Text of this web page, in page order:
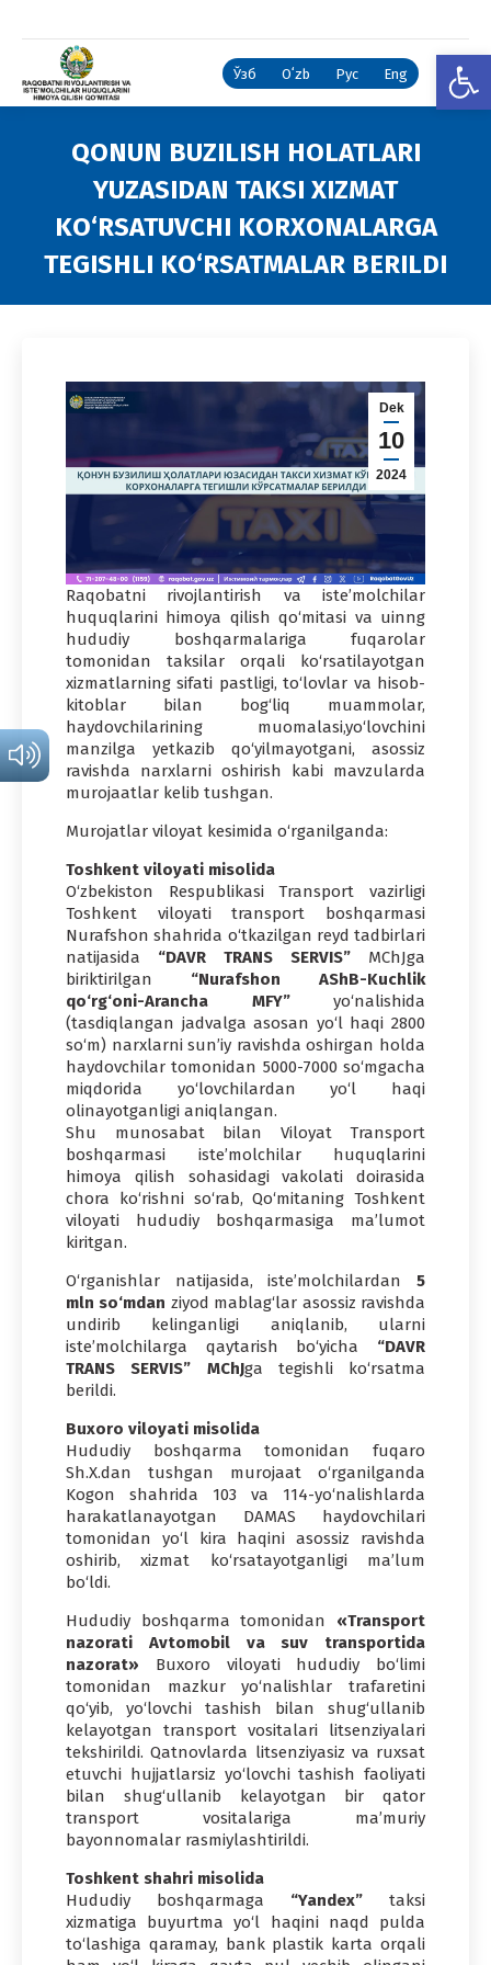
Ўзб Oʻzb Рус Eng
QONUN BUZILISH HOLATLARI
YUZASIDAN TAKSI XIZMAT
KO‘RSATUVCHI KORXONALARGA
TEGISHLI KO‘RSATMALAR BERILDI
Dek
10
2024
Raqobatni rivojlantirish va iste’molchilar
huquqlarini himoya qilish qo‘mitasi va uinng
hududiy boshqarmalariga fuqarolar
tomonidan taksilar orqali ko‘rsatilayotgan
xizmatlarning sifati pastligi, to‘lovlar va hisob-
kitoblar bilan bog‘liq muammolar,
haydovchilarining muomalasi,yo‘lovchini
manzilga yetkazib qo‘yilmayotgani, asossiz
ravishda narxlarni oshirish kabi mavzularda
murojaatlar kelib tushgan.
Murojatlar viloyat kesimida o‘rganilganda:
Toshkent viloyati misolida
O‘zbekiston Respublikasi Transport vazirligi
Toshkent viloyati transport boshqarmasi
Nurafshon shahrida o‘tkazilgan reyd tadbirlari
natijasida “DAVR TRANS SERVIS” MChJga
biriktirilgan “Nurafshon AShB-Kuchlik
qo‘rg‘oni-Arancha MFY”yo‘nalishida
(tasdiqlangan jadvalga asosan yo‘l haqi 2800
so‘m) narxlarni sun’iy ravishda oshirgan holda
haydovchilar tomonidan 5000-7000 so‘mgacha
miqdorida yo‘lovchilardan yo‘l haqi
olinayotganligi aniqlangan.
Shu munosabat bilan Viloyat Transport
boshqarmasi iste’molchilar huquqlarini
himoya qilish sohasidagi vakolati doirasida
chora ko‘rishni so‘rab, Qo‘mitaning Toshkent
viloyati hududiy boshqarmasiga ma’lumot
kiritgan.
O‘rganishlar natijasida, iste’molchilardan 5
mln so‘mdan ziyod mablag‘lar asossiz ravishda
undirib kelinganligi aniqlanib, ularni
iste’molchilarga qaytarish bo‘yicha “DAVR
TRANS SERVIS” MChJga tegishli ko‘rsatma
berildi.
Buxoro viloyati misolida
Hududiy boshqarma tomonidan fuqaro
Sh.X.dan tushgan murojaat o‘rganilganda
Kogon shahrida 103 va 114-yo‘nalishlarda
harakatlanayotgan DAMAS haydovchilari
tomonidan yo‘l kira haqini asossiz ravishda
oshirib, xizmat ko‘rsatayotganligi ma’lum
bo‘ldi.
Hududiy boshqarma tomonidan «Transport
nazorati Avtomobil va suv transportida
nazorat» Buxoro viloyati hududiy bo‘limi
tomonidan mazkur yo‘nalishlar trafaretini
qo‘yib, yo‘lovchi tashish bilan shug‘ullanib
kelayotgan transport vositalari litsenziyalari
tekshirildi. Qatnovlarda litsenziyasiz va ruxsat
etuvchi hujjatlarsiz yo‘lovchi tashish faoliyati
bilan shug‘ullanib kelayotgan bir qator
transport vositalariga ma’muriy
bayonnomalar rasmiylashtirildi.
Toshkent shahri misolida
Hududiy boshqarmaga “Yandex” taksi
xizmatiga buyurtma yo‘l haqini naqd pulda
to‘lashiga qaramay, bank plastik karta orqali